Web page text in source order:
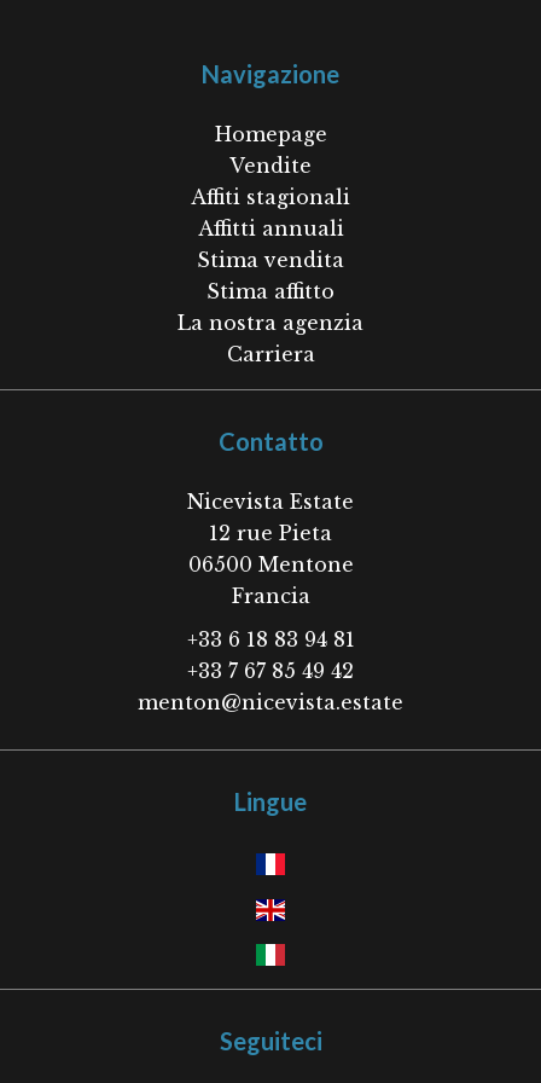
Navigazione
Homepage
Vendite
Affiti stagionali
Affitti annuali
Stima vendita
Stima affitto
La nostra agenzia
Carriera
Contatto
Nicevista Estate
12 rue Pieta
06500 Mentone
Francia
+33 6 18 83 94 81
+33 7 67 85 49 42
menton@nicevista.estate
Lingue
Seguiteci